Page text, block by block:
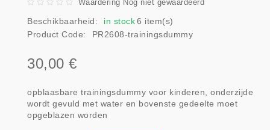
Waardering Nog niet gewaardeerd
Beschikbaarheid: in stock6 item(s)
Product Code:
PR2608-trainingsdummy
30,00 €
opblaasbare trainingsdummy voor kinderen, onderzijde
wordt gevuld met water en bovenste gedeelte moet
opgeblazen worden